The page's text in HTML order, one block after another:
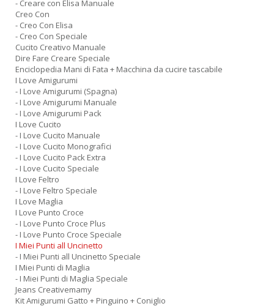
- Creare con Elisa Manuale
Creo Con
- Creo Con Elisa
- Creo Con Speciale
Cucito Creativo Manuale
Dire Fare Creare Speciale
Enciclopedia Mani di Fata + Macchina da cucire tascabile
I Love Amigurumi
- I Love Amigurumi (Spagna)
- I Love Amigurumi Manuale
- I Love Amigurumi Pack
I Love Cucito
- I Love Cucito Manuale
- I Love Cucito Monografici
- I Love Cucito Pack Extra
- I Love Cucito Speciale
I Love Feltro
- I Love Feltro Speciale
I Love Maglia
I Love Punto Croce
- I Love Punto Croce Plus
- I Love Punto Croce Speciale
I Miei Punti all Uncinetto
- I Miei Punti all Uncinetto Speciale
I Miei Punti di Maglia
- I Miei Punti di Maglia Speciale
Jeans Creativemamy
Kit Amigurumi Gatto + Pinguino + Coniglio